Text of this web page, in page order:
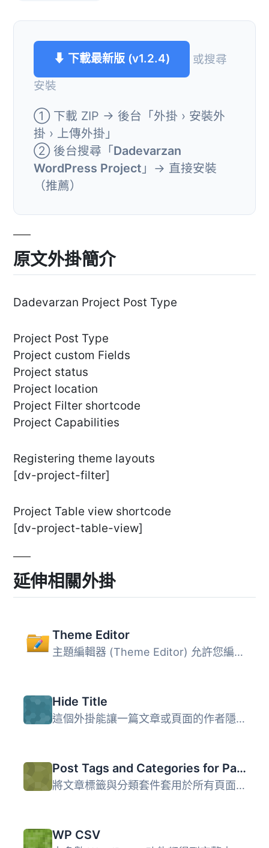
⬇ 下載最新版 (v1.2.4)
或搜尋
安裝
① 下載 ZIP → 後台「外掛 › 安裝外
掛 › 上傳外掛」
② 後台搜尋「Dadevarzan
WordPress Project 」→ 直接安裝
（推薦）
原文外掛簡介
Dadevarzan Project Post Type
Project Post Type
Project custom Fields
Project status
Project location
Project Filter shortcode
Project Capabilities
Registering theme layouts
[dv-project-filter]
Project Table view shortcode
[dv-project-table-view]
延伸相關外掛
Theme Editor
主題編輯器 (Theme Editor) 允許您編輯主題文件、建立資料夾...
Hide Title
這個外掛能讓一篇文章或頁面的作者隱藏標題及其對應的 HTML ...
Post Tags and Categories for Pages
將文章標籤與分類套件套用於所有頁面，讓您可以使用 WordPres...
WP CSV